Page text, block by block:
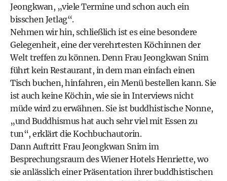
Jeongkwan, „viele Termine und schon auch ein
bisschen Jetlag“.
Nehmen wir hin, schließlich ist es eine besondere
Gelegenheit, eine der verehrtesten Köchinnen der
Welt treffen zu können. Denn Frau Jeongkwan Snim
führt kein Restaurant, in dem man einfach einen
Tisch buchen, hinfahren, ein Menü bestellen kann. Sie
ist auch keine Köchin, wie sie in Interviews nicht
müde wird zu erwähnen. Sie ist buddhistische Nonne,
„und Buddhismus hat auch sehr viel mit Essen zu
tun“, erklärt die Kochbuchautorin.
Dann Auftritt Frau Jeongkwan Snim im
Besprechungsraum des Wiener Hotels Henriette, wo
sie anlässlich einer Präsentation ihrer buddhistischen